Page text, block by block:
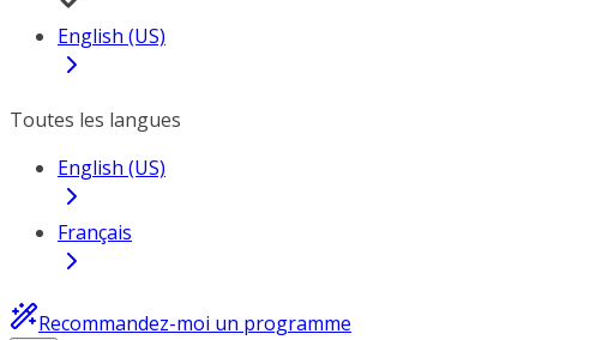
English (US)
Toutes les langues
English (US)
Français
Recommandez-moi un programme